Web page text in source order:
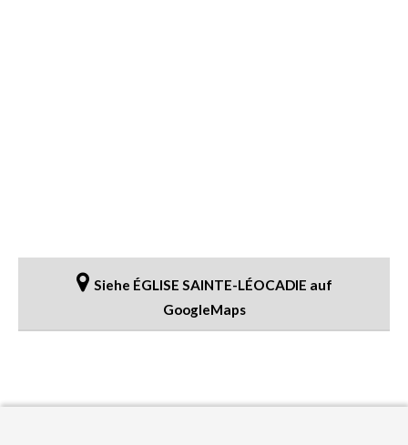
Siehe ÉGLISE SAINTE-LÉOCADIE auf
GoogleMaps